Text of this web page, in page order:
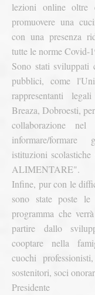
lezioni online oltre
promuovere una
con una presenza
tutte le norme Covid-
Sono stati sviluppati
pubblici, come
rappresentanti
Breaza, Dobroesti,
collaborazione
informare/
istituzioni
ALIMENTARE".
Infine, pur con le
sono state poste
programma che
partire dallo
cooptare nella
cuochi
sostenitori, soci
Presidente